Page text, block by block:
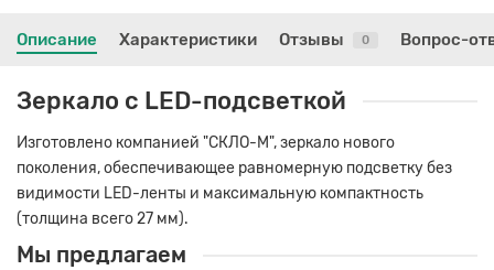
Описание Характеристики Отзывы 0 Вопрос-
Зеркало с LED-подсветкой
Изготовлено компанией "СКЛО-М", зеркало нового
поколения, обеспечивающее равномерную подсветку без
видимости LED-ленты и максимальную компактность
(толщина всего 27 мм).
Мы предлагаем